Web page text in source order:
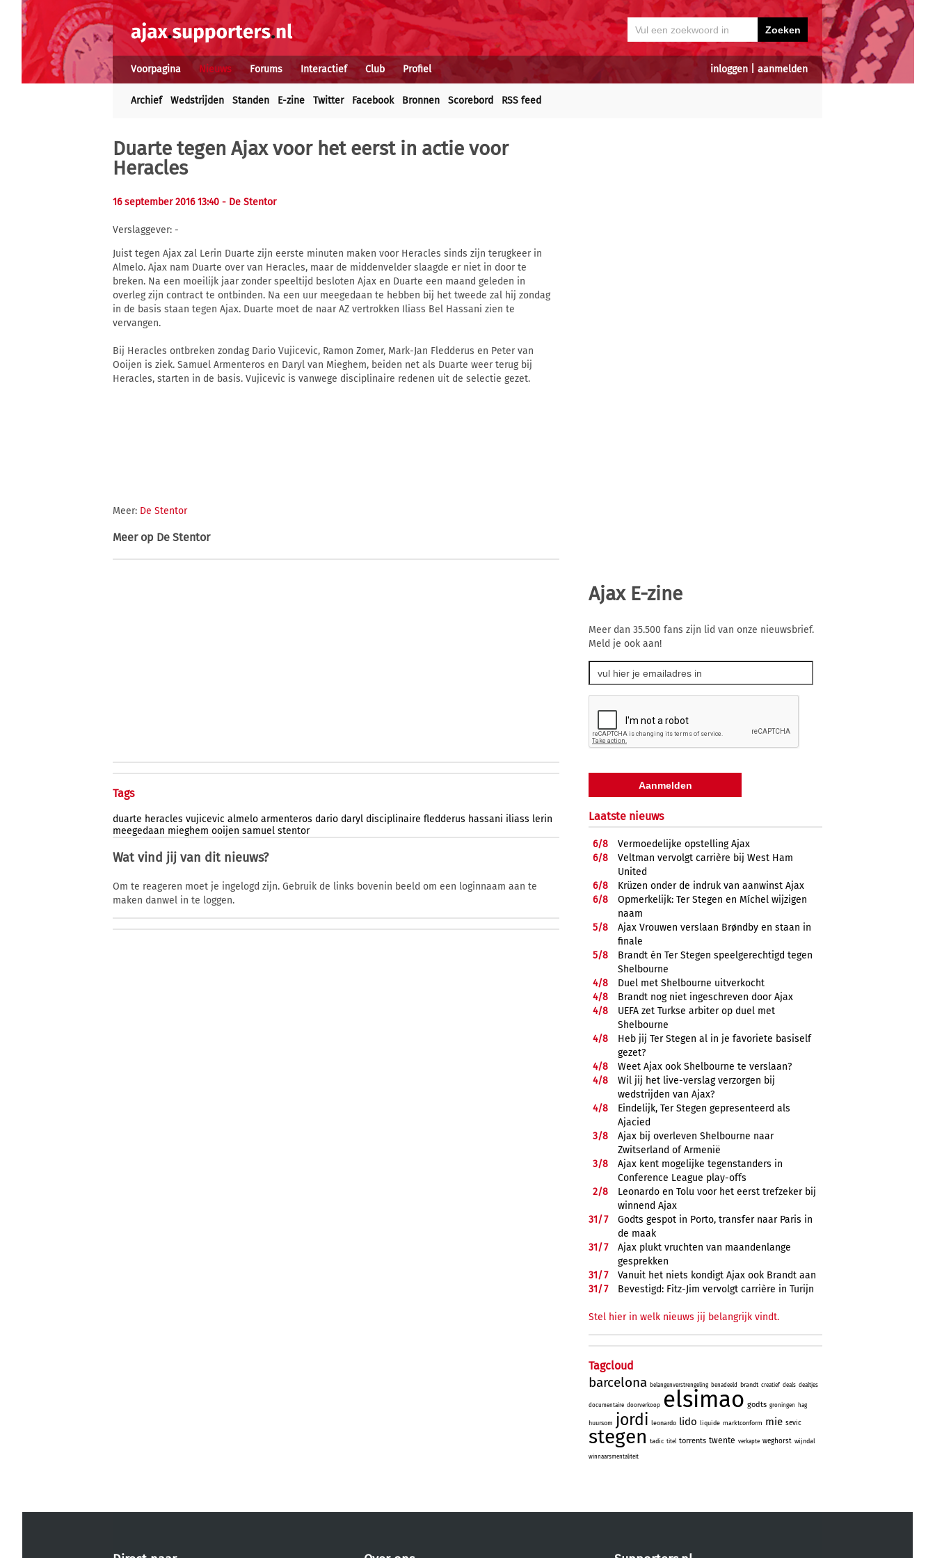
inloggen aanmelden
Voorpagina Nieuws Forums Interactief Club Profiel
Archief Wedstrijden Standen E-zine Twitter Facebook Bronnen Scorebord RSS feed
Duarte tegen Ajax voor het eerst in actie voor
Heracles
16 september 2016 13:40 - De Stentor
Verslaggever: -
Juist tegen Ajax zal Lerin Duarte zijn eerste minuten maken voor Heracles sinds zijn terugkeer in
Almelo. Ajax nam Duarte over van Heracles, maar de middenvelder slaagde er niet in door te
breken. Na een moeilijk jaar zonder speeltijd besloten Ajax en Duarte een maand geleden in
overleg zijn contract te ontbinden. Na een uur meegedaan te hebben bij het tweede zal hij zondag
in de basis staan tegen Ajax. Duarte moet de naar AZ vertrokken Iliass Bel Hassani zien te
vervangen.
Bij Heracles ontbreken zondag Dario Vujicevic, Ramon Zomer, Mark-Jan Fledderus en Peter van
Ooijen is ziek. Samuel Armenteros en Daryl van Mieghem, beiden net als Duarte weer terug bij
Heracles, starten in de basis. Vujicevic is vanwege disciplinaire redenen uit de selectie gezet.
Meer: De Stentor
Meer op De Stentor
Tags
duarte heracles vujicevic almelo armenteros dario daryl disciplinaire fledderus hassani iliass lerin
meegedaan mieghem ooijen samuel stentor
Wat vind jij van dit nieuws?
Om te reageren moet je ingelogd zijn. Gebruik de links bovenin beeld om een loginnaam aan te
maken danwel in te loggen.
Ajax E-zine
Meer dan 35.500 fans zijn lid van onze nieuwsbrief.
Meld je ook aan!
Laatste nieuws
6/8
Vermoedelijke opstelling Ajax
6/8
Veltman vervolgt carrière bij West Ham
United
6/8
Krüzen onder de indruk van aanwinst Ajax
6/8
Opmerkelijk: Ter Stegen en Míchel wijzigen
naam
5/8
Ajax Vrouwen verslaan Brøndby en staan in
finale
5/8
Brandt én Ter Stegen speelgerechtigd tegen
Shelbourne
4/8
Duel met Shelbourne uitverkocht
4/8
Brandt nog niet ingeschreven door Ajax
4/8
UEFA zet Turkse arbiter op duel met
Shelbourne
4/8
Heb jij Ter Stegen al in je favoriete basiself
gezet?
4/8
Weet Ajax ook Shelbourne te verslaan?
4/8
Wil jij het live-verslag verzorgen bij
wedstrijden van Ajax?
4/8
Eindelijk, Ter Stegen gepresenteerd als
Ajacied
3/8
Ajax bij overleven Shelbourne naar
Zwitserland of Armenië
3/8
Ajax kent mogelijke tegenstanders in
Conference League play-offs
2/8
Leonardo en Tolu voor het eerst trefzeker bij
winnend Ajax
31/7
Godts gespot in Porto, transfer naar Paris in
de maak
31/7
Ajax plukt vruchten van maandenlange
gesprekken
31/7
Vanuit het niets kondigt Ajax ook Brandt aan
31/7 Bevestigd: Fitz-Jim vervolgt carrière in Turijn
Stel hier in welk nieuws jij belangrijk vindt.
Tagcloud
barcelona belangenverstrengeling benadeeld brandt creatief deals dealtjes
documentaire doorverkoop elsimao godts groningen hag
huursom jordi leonardo lido liquide marktconform mie sevic
stegen tadic titel torrents twente verkapte weghorst wijndal
winnaarsmentaliteit